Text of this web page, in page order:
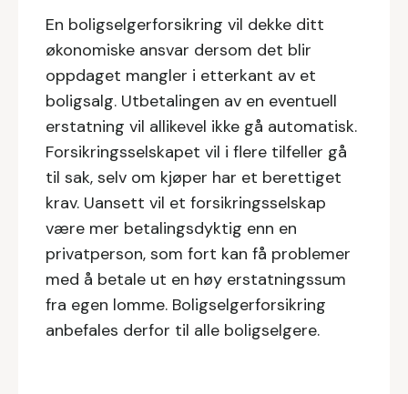
En boligselgerforsikring vil dekke ditt
økonomiske ansvar dersom det blir
oppdaget mangler i etterkant av et
boligsalg. Utbetalingen av en eventuell
erstatning vil allikevel ikke gå automatisk.
Forsikringsselskapet vil i flere tilfeller gå
til sak, selv om kjøper har et berettiget
krav. Uansett vil et forsikringsselskap
være mer betalingsdyktig enn en
privatperson, som fort kan få problemer
med å betale ut en høy erstatningssum
fra egen lomme. Boligselgerforsikring
anbefales derfor til alle boligselgere.